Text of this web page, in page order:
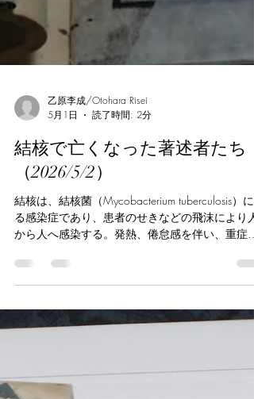
乙原李成/Otohara Risei
5月1日
読了時間: 2分
結核で亡くなった著述者たち
結核は、結核菌（Mycobacterium tuberculosis）に
る感染症であり、患者のせきなどの飛沫により人
ッホによる結核菌発見や特効薬の普及以前は、死
に至る病だった。 緒方洪庵が『扶氏経験遺訓』巻